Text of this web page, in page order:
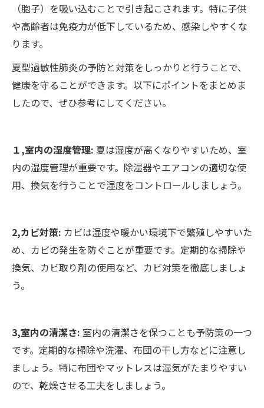
（胞子）を吸い込むことで引き起こされます。特に子供
や高齢者は免疫力が低下しているため、感染しやすくな
ります。
夏型過敏性肺炎の予防と対策をしっかりと行うことで、
健康を守ることができます。以下にポイントをまとめま
したので、ぜひ参考にしてください。
１,室内の湿度管理: 夏は湿度が高くなりやすいため、室
内の湿度管理が重要です。除湿器やエアコンの適切な使
用、換気を行うことで湿度をコントロールしましょう。
2,カビ対策: カビは湿度や暖かい環境下で繁殖しやすいた
め、カビの発生を防ぐことが重要です。定期的な掃除や
換気、カビ取り剤の使用など、カビ対策を徹底しましょ
う。
3,室内の清潔さ: 室内の清潔さを保つことも予防策の一つ
です。定期的な掃除や洗濯、布団の干し方などに注意し
ましょう。特に布団やマットレスは湿気がたまりやすい
ので、乾燥させる工夫をしましょう。